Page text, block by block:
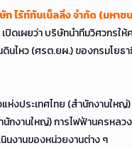
ไร้ท์ทันเน็ลลิ่ง จำกัด (มหาช
ดเผยว่า บริษัทนำทีมวิศวกรใ
ไหว (ศรต.ยผ.) ของกรมโยธา
ประเทศไทย (สำนักงานใหญ่)
กงานใหญ่) การไฟฟ้านครหลว
งานของหน่วยงานต่าง ๆ